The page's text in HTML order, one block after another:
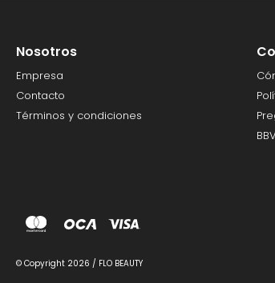
Nosotros
Empresa
Contacto
Términos y condiciones
© Copyright 2026 / FLO BEAUTY